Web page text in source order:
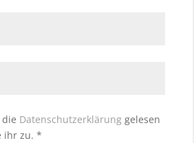
Datenschutzerklärunggelesen
ihr zu. *